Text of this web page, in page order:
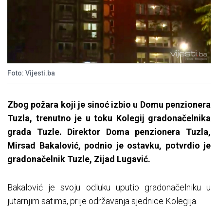
Foto: Vijesti.ba
Zbog požara koji je sinoć izbio u Domu penzionera
Tuzla, trenutno je u toku Kolegij gradonačelnika
grada Tuzle. Direktor Doma penzionera Tuzla,
Mirsad Bakalović, podnio je ostavku, potvrdio je
gradonačelnik Tuzle, Zijad Lugavić.
Bakalović je svoju odluku uputio gradonačelniku u
jutarnjim satima, prije održavanja sjednice Kolegija.